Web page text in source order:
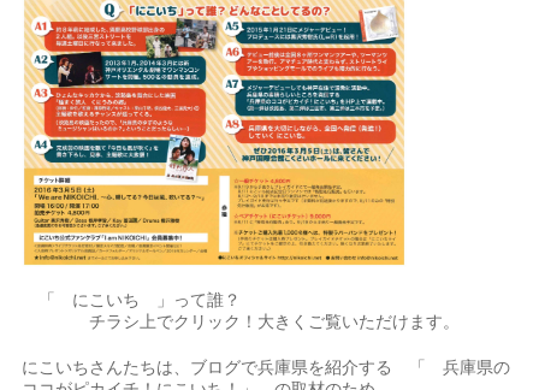
「 にこいち 」って誰？
チラシ上でクリック！大きくご覧いただけます。
にこいちさんたちは、ブログで兵庫県を紹介する 「 兵庫県の